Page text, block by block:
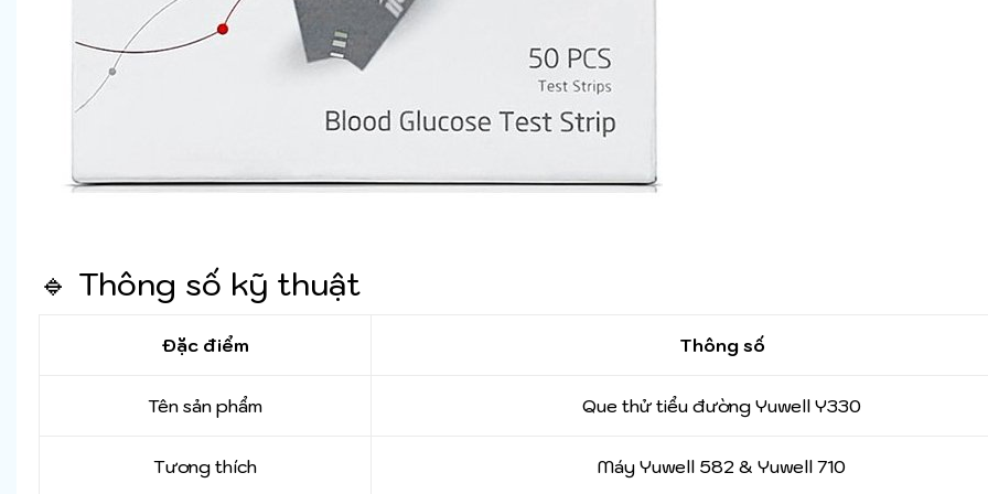
🔹 Thông số kỹ thuật
Đặc điểm Thông số
Tên sản phẩm Que thử tiểu đường Yuwell Y330
Tương thích Máy Yuwell 582 & Yuwell 710